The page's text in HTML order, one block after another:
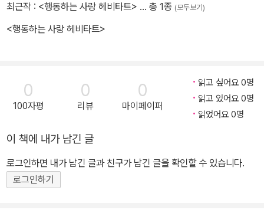
최근작 : <행동하는 사랑 헤비타트> … 총 1종 (모두보기)
<행동하는 사랑 헤비타트>
0
100자평
0
리뷰
0
마이페이퍼
읽고 싶어요 0명
읽고 있어요 0명
읽었어요 0명
이 책에 내가 남긴 글
로그인하면 내가 남긴 글과 친구가 남긴 글을 확인할 수 있습니다.
로그인하기